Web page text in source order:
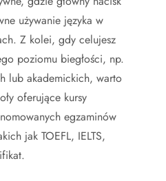
używanie języka w
Z kolei, gdy celujesz
poziomu biegłości, np.
lub akademickich, warto
oferujące kursy
egzaminów
jak TOEFL, IELTS,